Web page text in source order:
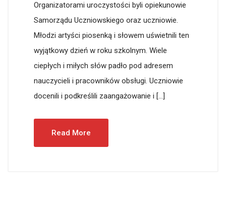
Organizatorami uroczystości byli opiekunowie
Samorządu Uczniowskiego oraz uczniowie.
Młodzi artyści piosenką i słowem uświetnili ten
wyjątkowy dzień w roku szkolnym. Wiele
ciepłych i miłych słów padło pod adresem
nauczycieli i pracowników obsługi. Uczniowie
docenili i podkreślili zaangażowanie i […]
Read More